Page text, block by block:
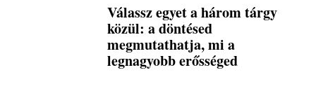
Válassz egyet a három tárgy
közül: a döntésed
megmutathatja, mi a
legnagyobb erősséged